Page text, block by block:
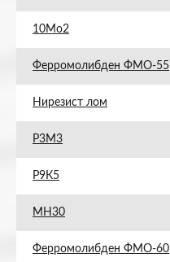
10Мо2
Ферромолибден ФМО-55
Нирезист лом
Р3М3
Р9К5
МН30
Ферромолибден ФМО-60